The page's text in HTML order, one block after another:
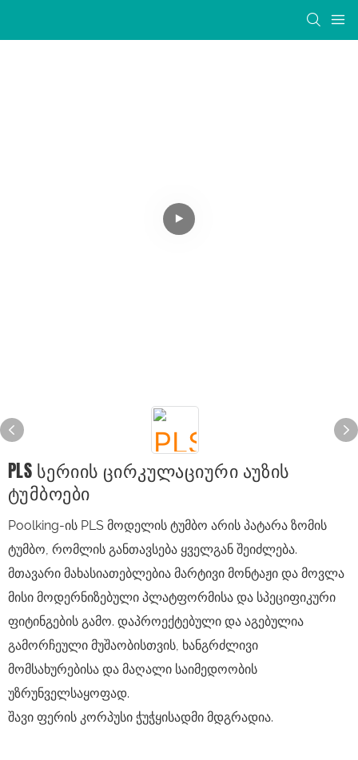
PLS Სერიის Ცირკულაციური Აუზის
Ტუმბოები
Poolking-ის PLS მოდელის ტუმბო არის პატარა ზომის
ტუმბო, რომლის განთავსება ყველგან შეიძლება.
მთავარი მახასიათებლებია მარტივი მონტაჟი და მოვლა
მისი მოდერნიზებული პლატფორმისა და სპეციფიკური
ფიტინგების გამო. დაპროექტებული და აგებულია
გამორჩეული მუშაობისთვის, ხანგრძლივი
მომსახურებისა და მაღალი საიმედოობის
უზრუნველსაყოფად.
შავი ფერის კორპუსი ჭუჭყისადმი მდგრადია.